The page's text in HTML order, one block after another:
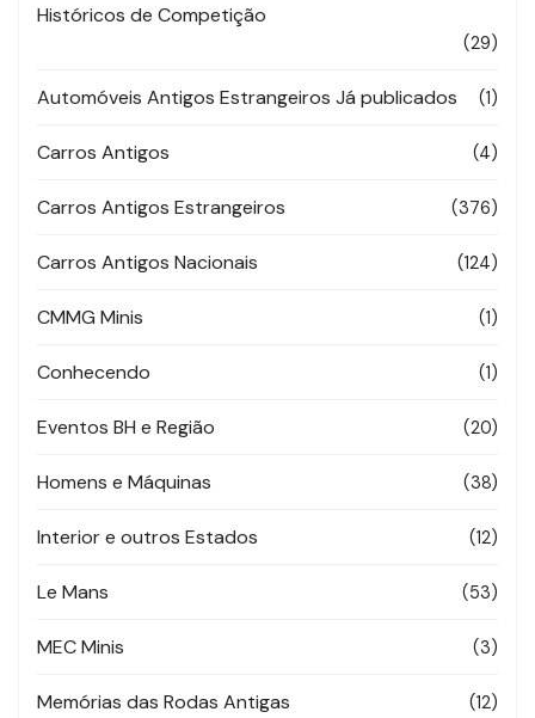
Históricos de Competição
(29)
Automóveis Antigos Estrangeiros Já publicados (1)
Carros Antigos (4)
Carros Antigos Estrangeiros (376)
Carros Antigos Nacionais (124)
CMMG Minis (1)
Conhecendo (1)
Eventos BH e Região (20)
Homens e Máquinas (38)
Interior e outros Estados (12)
Le Mans (53)
MEC Minis (3)
Memórias das Rodas Antigas (12)